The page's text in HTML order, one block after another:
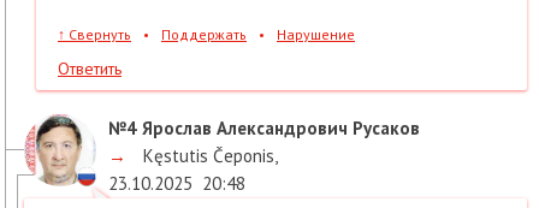
↑ Свернуть • Поддержать • Нарушение
Ответить
№4 Ярослав Александрович Русаков
→
Kęstutis Čeponis,
23.10.2025 20:48